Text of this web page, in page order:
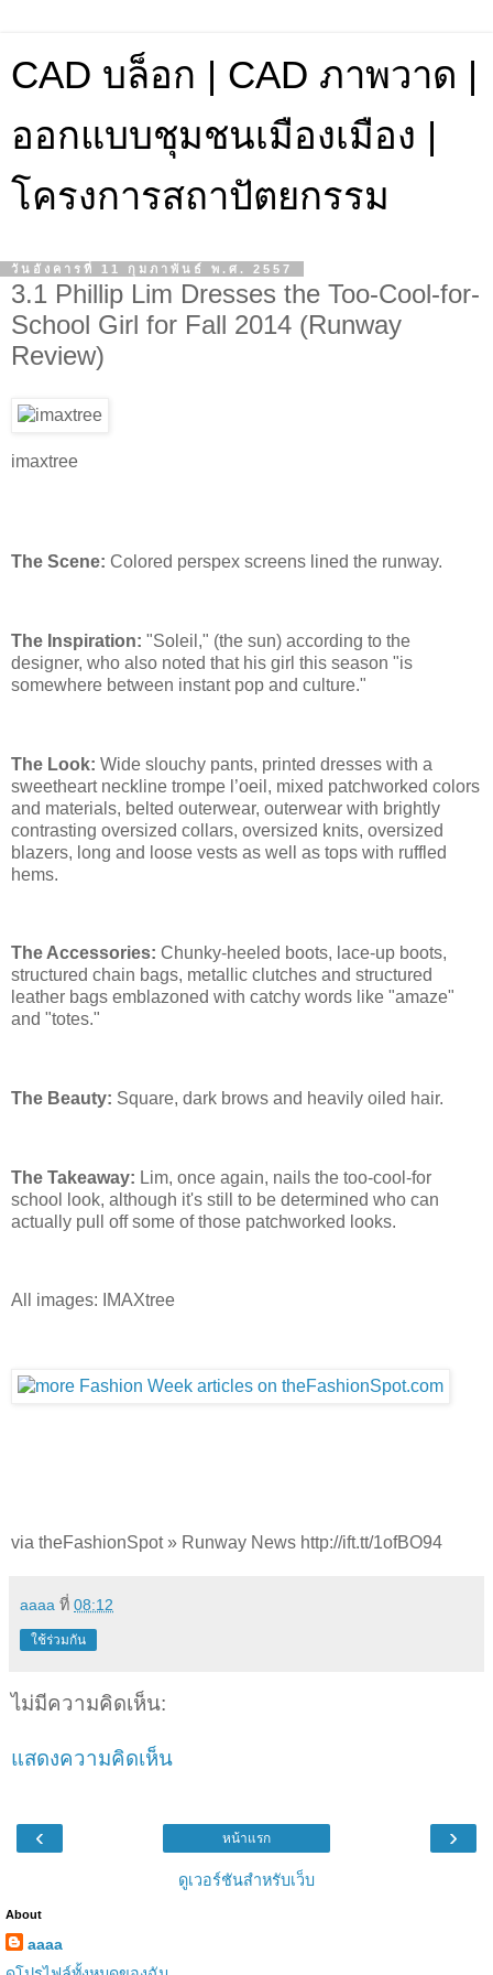
CAD บล็อก | CAD ภาพวาด |
ออกแบบชุมชนเมืองเมือง |
โครงการสถาปัตยกรรม
วันอังคารที่ 11 กุมภาพันธ์ พ.ศ. 2557
3.1 Phillip Lim Dresses the Too-Cool-for-
School Girl for Fall 2014 (Runway
Review)
imaxtree
The Scene: Colored perspex screens lined the runway.
The Inspiration: "Soleil," (the sun) according to the
designer, who also noted that his girl this season "is
somewhere between instant pop and culture."
The Look: Wide slouchy pants, printed dresses with a
sweetheart neckline trompe l’oeil, mixed patchworked colors
and materials, belted outerwear, outerwear with brightly
contrasting oversized collars, oversized knits, oversized
blazers, long and loose vests as well as tops with ruffled
hems.
The Accessories: Chunky-heeled boots, lace-up boots,
structured chain bags, metallic clutches and structured
leather bags emblazoned with catchy words like "amaze"
and "totes."
The Beauty: Square, dark brows and heavily oiled hair.
The Takeaway: Lim, once again, nails the too-cool-for
school look, although it's still to be determined who can
actually pull off some of those patchworked looks.
All images: IMAXtree
via theFashionSpot » Runway News http://ift.tt/1ofBO94
aaaa ที่ 08:12
ใช้ร่วมกัน
ไม่มีความคิดเห็น:
แสดงความคิดเห็น
‹ ›
หน้าแรก
ดูเวอร์ชันสำหรับเว็บ
About
aaaa